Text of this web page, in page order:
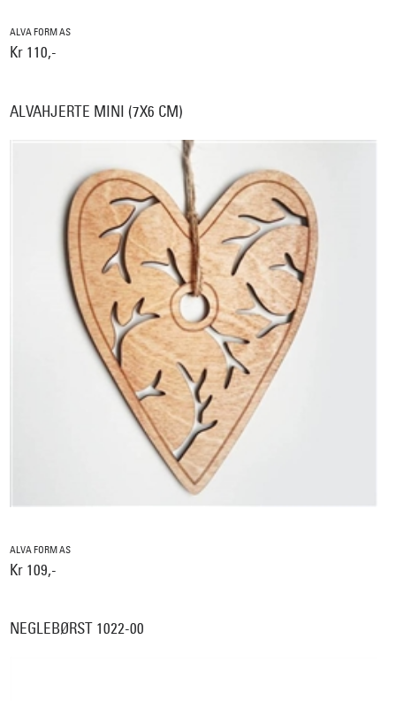
ALVA FORM AS
Kr 110,-
ALVAHJERTE MINI (7X6 CM)
ALVA FORM AS
Kr 109,-
NEGLEBØRST 1022-00